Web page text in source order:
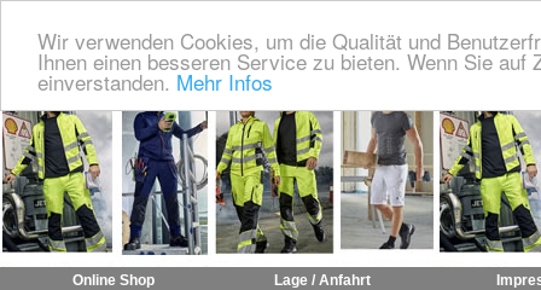
Wir verwenden Cookies, um die Qualität und
Ihnen einen besseren Service zu bieten. Wenn Sie
einverstanden. Mehr Infos
Online Shop Lage / Anfahrt